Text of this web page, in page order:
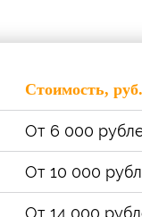
Стоимость, руб.
От 6 000
От 10 000